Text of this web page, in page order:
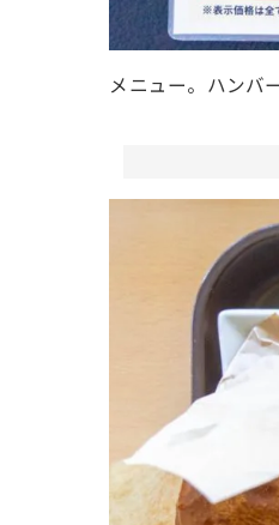
メニュー。ハンバ